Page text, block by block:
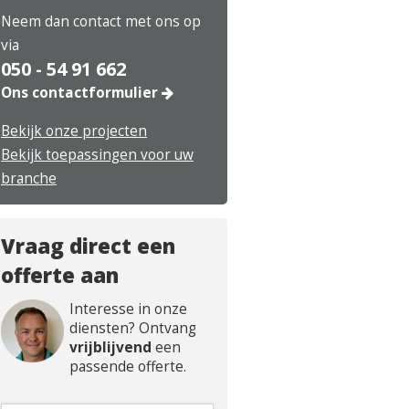
Neem dan contact met ons op
via
050 - 54 91 662
Ons contactformulier
Bekijk onze projecten
Bekijk toepassingen voor uw
branche
Vraag direct een
offerte aan
Interesse in onze
diensten? Ontvang
vrijblijvend een
passende offerte.